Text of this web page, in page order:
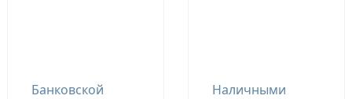
Банковской
Наличными